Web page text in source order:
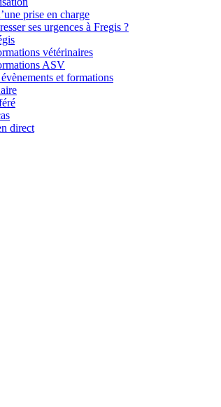
prise en charge
ses urgences à Fregis ?
vétérinaires
ASV
et formations
direct